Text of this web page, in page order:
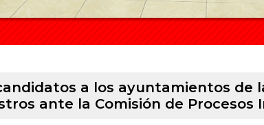
a los ayuntamientos de
ante la Comisión de Procesos